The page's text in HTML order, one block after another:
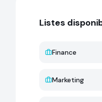
Listes
Finance
Marketing